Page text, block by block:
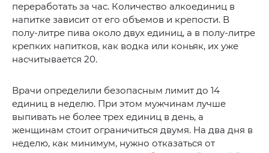
переработать за час. Количество алкоединиц в
напитке зависит от его объемов и крепости. В
полу-литре пива около двух единиц, а в полу-литре
крепких напитков, как водка или коньяк, их уже
насчитывается 20.
Врачи определили безопасным лимит до 14
единиц в неделю. При этом мужчинам лучше
выпивать не более трех единиц в день, а
женщинам стоит ограничиться двумя. На два дня в
неделю, как минимум, нужно отказаться от